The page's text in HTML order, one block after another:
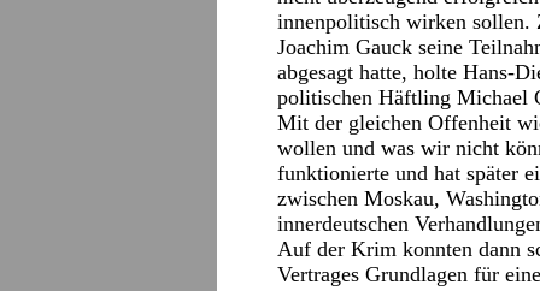
innenpolitisch wirken sollen.
Joachim Gauck seine
abgesagt hatte, holte Hans-
politischen Häftling Michael
Mit der gleichen Offenheit
wollen und was wir nicht
funktionierte und hat später
zwischen Moskau,
innerdeutschen
Auf der Krim konnten dann
Vertrages Grundlagen für